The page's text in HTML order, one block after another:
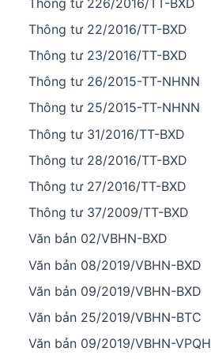
Thông tư 22/2016/TT-BXD
Thông tư 23/2016/TT-BXD
Thông tư 26/2015-TT-NHNN
Thông tư 25/2015-TT-NHNN
Thông tư 31/2016/TT-BXD
Thông tư 28/2016/TT-BXD
Thông tư 27/2016/TT-BXD
Thông tư 37/2009/TT-BXD
Văn bản 02/VBHN-BXD
Văn bản 08/2019/VBHN-BXD
Văn bản 09/2019/VBHN-BXD
Văn bản 25/2019/VBHN-BTC
Văn bản 09/2019/VBHN-VPQH